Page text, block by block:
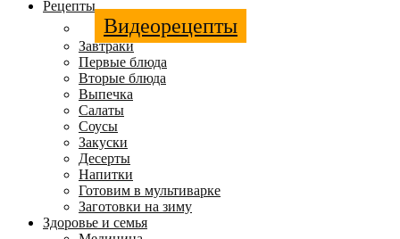
Рецепты
Видеорецепты
Завтраки
Первые блюда
Вторые блюда
Выпечка
Салаты
Соусы
Закуски
Десерты
Напитки
Готовим в мультиварке
Заготовки на зиму
Здоровье и семья